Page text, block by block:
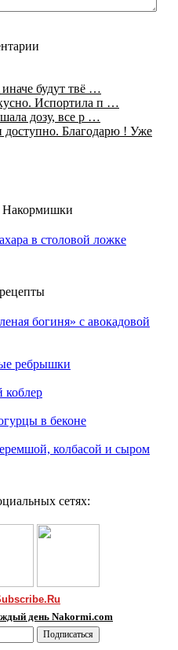
будут твё …
Испортила п …
дозу, все р …
доступно. Благодарю ! Уже
Накормишки
в столовой ложке
богиня» с авокадовой
ребрышки
в беконе
колбасой и сыром
сетях:
день Nakormi.com